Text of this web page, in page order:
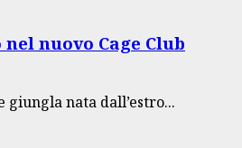
nuovo Cage Club
nata dall’estro...